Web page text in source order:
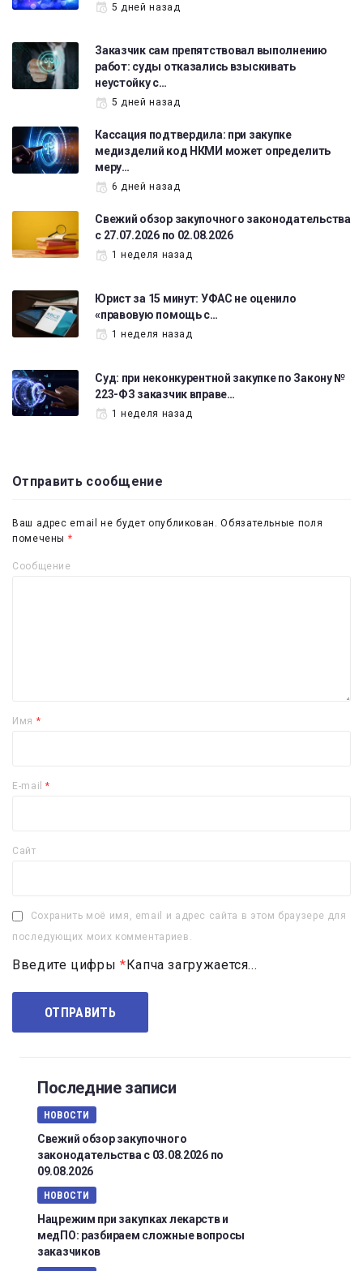
5 дней назад
Заказчик сам препятствовал выполнению
работ: суды отказались взыскивать
неустойку с…
5 дней назад
Кассация подтвердила: при закупке
медизделий код НКМИ может определить
меру…
6 дней назад
Свежий обзор закупочного законодательства
с 27.07.2026 по 02.08.2026
1 неделя назад
Юрист за 15 минут: УФАС не оценило
«правовую помощь с…
1 неделя назад
Суд: при неконкурентной закупке по Закону №
223-ФЗ заказчик вправе…
1 неделя назад
Отправить сообщение
Ваш адрес email не будет опубликован. Обязательные поля
помечены *
Сообщение
Имя *
E-mail*
Сайт
Сохранить моё имя, email и адрес сайта в этом браузере для
последующих моих комментариев.
Введите цифры * Капча загружается...
Последние записи
НОВОСТИ
Свежий обзор закупочного
законодательства с 03.08.2026 по
09.08.2026
НОВОСТИ
Нацрежим при закупках лекарств и
медПО: разбираем сложные вопросы
заказчиков